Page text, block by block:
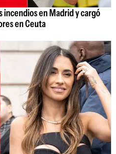
incendios en Madrid y cargó
en Ceuta